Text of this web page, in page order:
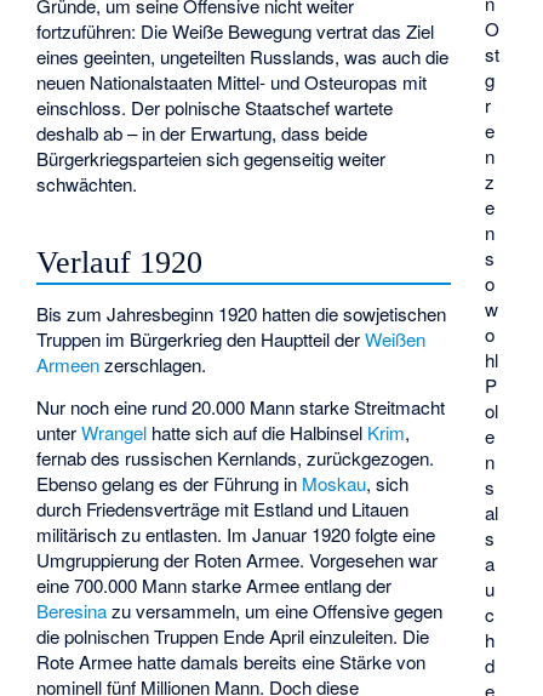
O
st
g
r
e
n
z
e
n
s
o
w
o
hl
P
ol
e
n
s
al
s
a
u
c
h
d
Gründe, um seine Offensive nicht weiter
fortzuführen: Die Weiße Bewegung vertrat das Ziel
eines geeinten, ungeteilten Russlands, was auch die
neuen Nationalstaaten Mittel- und Osteuropas mit
einschloss. Der polnische Staatschef wartete
deshalb ab – in der Erwartung, dass beide
Bürgerkriegsparteien sich gegenseitig weiter
schwächten.
Verlauf 1920
Bis zum Jahresbeginn 1920 hatten die sowjetischen
Truppen im Bürgerkrieg den Hauptteil derWeißen
Armeenzerschlagen.
Nur noch eine rund 20.000 Mann starke Streitmacht
unterWrangel hatte sich auf die Halbinsel Krim,
fernab des russischen Kernlands, zurückgezogen.
Ebenso gelang es der Führung in Moskau, sich
durch Friedensverträge mit Estland und Litauen
militärisch zu entlasten. Im Januar 1920 folgte eine
Umgruppierung der Roten Armee. Vorgesehen war
eine 700.000 Mann starke Armee entlang der
Beresinazu versammeln, um eine Offensive gegen
die polnischen Truppen Ende April einzuleiten. Die
Rote Armee hatte damals bereits eine Stärke von
nominell fünf Millionen Mann. Doch diese